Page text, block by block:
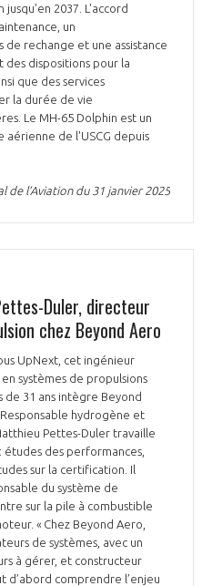
2037. L'accord
un
rechange et une assistance
dispositions pour la
que des services
la durée de vie
Le MH-65 Dolphin est un
de l'USCG depuis
de l’Aviation du 31 janvier 2025
Duler, directeur
chez Beyond Aero
UpNext, cet ingénieur
systèmes de propulsions
31 ans intègre Beyond
hydrogène et
Pettes-Duler travaille
études des performances,
sur la certification. Il
du système de
sur la pile à combustible
« Chez Beyond Aero,
de systèmes, avec un
à gérer, et constructeur
d’abord comprendre l’enjeu